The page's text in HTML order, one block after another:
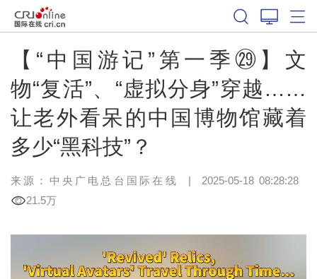
【“中国游记”第一季㉙】文
物“复活”、“虚拟分身”穿越……
让老外看呆的中国博物馆藏着
多少“黑科技”？
来源：中央广电总台国际在线 | 2025-05-18 08:28:28
21.5万